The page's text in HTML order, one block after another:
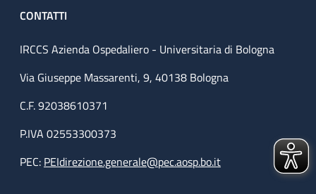
CONTATTI
IRCCS Azienda Ospedaliero - Universitaria di Bologna
Via Giuseppe Massarenti, 9, 40138 Bologna
C.F. 92038610371
P.IVA 02553300373
PEC: PEIdirezione.generale@pec.aosp.bo.it